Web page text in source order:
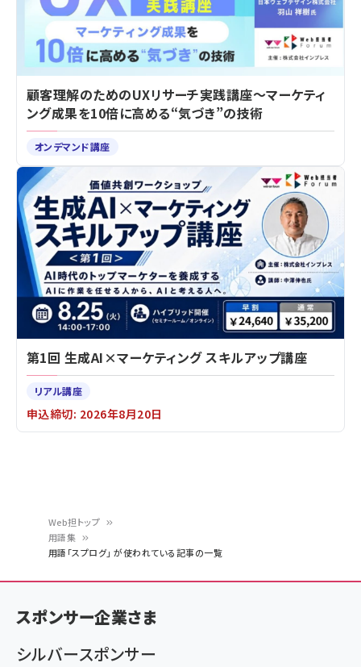
ン
く
ず
Web担トップ
用語集
用語「スプログ」 が使われている記事の一覧
顧客理解のためのUXリサーチ実践講座～マーケティ
ング成果を10倍に高める“気づき”の技術
オンデマンド講座
第1回 生成AI×マーケティング スキルアップ講座
リアル講座
申込締切: 2026年8月20日
スポンサー企業さま
シルバースポンサー